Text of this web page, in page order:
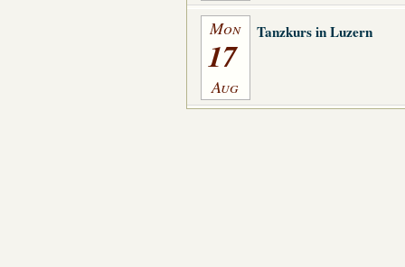
Mon
17
Aug
Tanzkurs in Luzern